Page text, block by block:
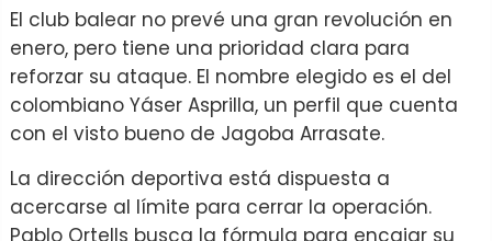
El club balear no prevé una gran revolución en
enero, pero tiene una prioridad clara para
reforzar su ataque. El nombre elegido es el del
colombiano Yáser Asprilla, un perfil que cuenta
con el visto bueno de Jagoba Arrasate.
La dirección deportiva está dispuesta a
acercarse al límite para cerrar la operación.
Pablo Ortells busca la fórmula para encajar su